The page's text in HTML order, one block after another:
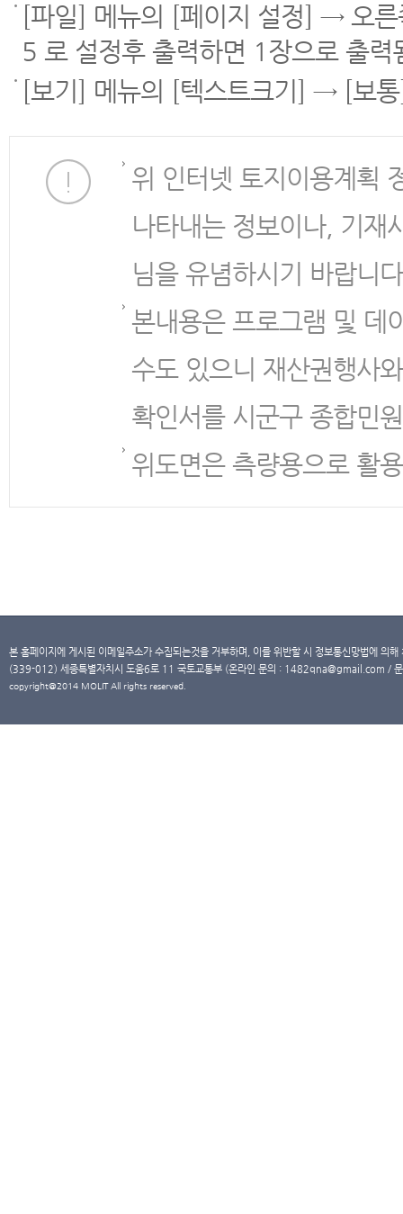
[파일] 메뉴의 [페이지 설정] → 오
5 로 설정후 출력하면 1장으로 출력
[보기] 메뉴의 [텍스트크기] → [보
위 인터넷 토지이용계획
나타내는 정보이나, 기재
님을 유념하시기 바랍니
본내용은 프로그램 및 데
수도 있으니 재산권행사
확인서를 시군구 종합민
위도면은 측량용으로 활
본 홈페이지에 게시된 이메일주소가 수집되는것을 거부하며, 이를 위반할 시 정보통신망법에 의
(339-012) 세종특별자치시 도움6로 11 국토교통부 (온라인 문의 : 1482qna@gmail.com /
copyright@2014 MOLIT All rights reserved.